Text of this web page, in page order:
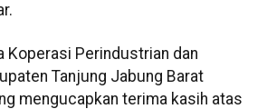
Koperasi Perindustrian dan
Tanjung Jabung Barat
mengucapkan terima kasih atas